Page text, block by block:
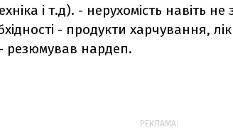
і т.д). - нерухомість навіть
- продукти харчування,
резюмував нардеп.
РЕКЛАМА: